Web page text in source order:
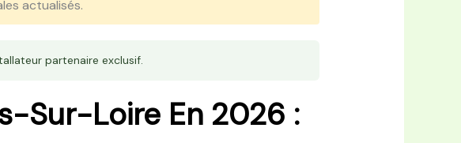
actualisés.
partenaire exclusif.
Sur-Loire En 2026 :